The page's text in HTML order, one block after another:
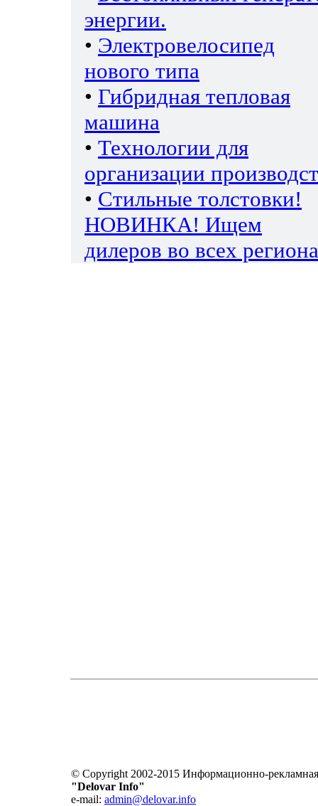
энергии.
• Электровелосипед
нового типа
• Гибридная тепловая
машина
• Технологии для
организации
• Стильные толстовки!
НОВИНКА! Ищем
дилеров во всех
© Copyright 2002-2015 Информационно-
"Delovar Info"
e-mail: admin@delovar.info